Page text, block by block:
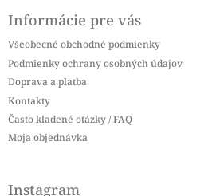
Informácie pre vás
Všeobecné obchodné podmienky
Podmienky ochrany osobných údajov
Doprava a platba
Kontakty
Často kladené otázky / FAQ
Moja objednávka
Instagram